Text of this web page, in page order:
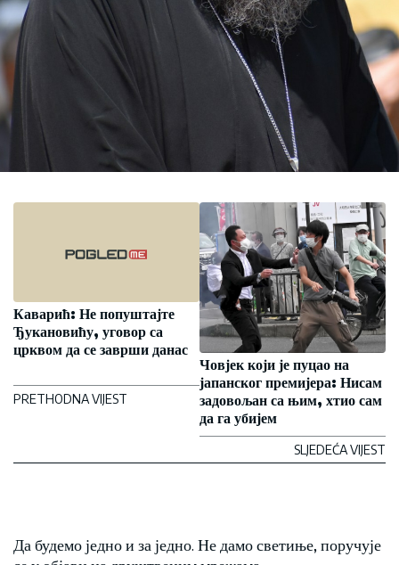
Каварић: Не попуштајте
Ђукановићу, уговор са
црквом да се заврши данас
PRETHODNA VIJEST
Човјек који је пуцао на
јапанског премијера: Нисам
задовољан са њим, хтио сам
да га убијем
SLJEDEĆA VIJEST
Да будемо једно и за једно. Не дамо светиње, поручује